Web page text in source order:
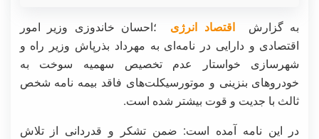
به گزارشاقتصاد انرژی ؛احسان خاندوزی وزیر امور
اقتصادی و دارایی در نامه‌ای به مهرداد بذرپاش وزیر راه و
شهرسازی خواستار عدم تخصیص سهمیه سوخت به
خودروهای بنزینی و موتورسیکلت‌های فاقد بیمه نامه شخص
ثالث با جدیت و قوت بیشتر شده است.
در این نامه آمده است: ضمن تشکر و قدردانی از تلاش